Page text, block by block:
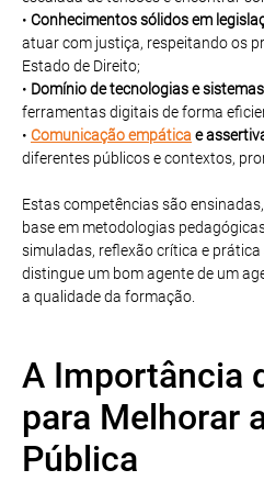
• Conhecimentos sólidos em
atuar com justiça, respeitando os
Estado de Direito;
• Domínio de tecnologias e
ferramentas digitais de forma
• Comunicação empática e
diferentes públicos e contextos,
Estas competências são
base em metodologias
simuladas, reflexão crítica e prática
distingue um bom agente de um
a qualidade da formação.
A Importância
para Melhorar
Pública